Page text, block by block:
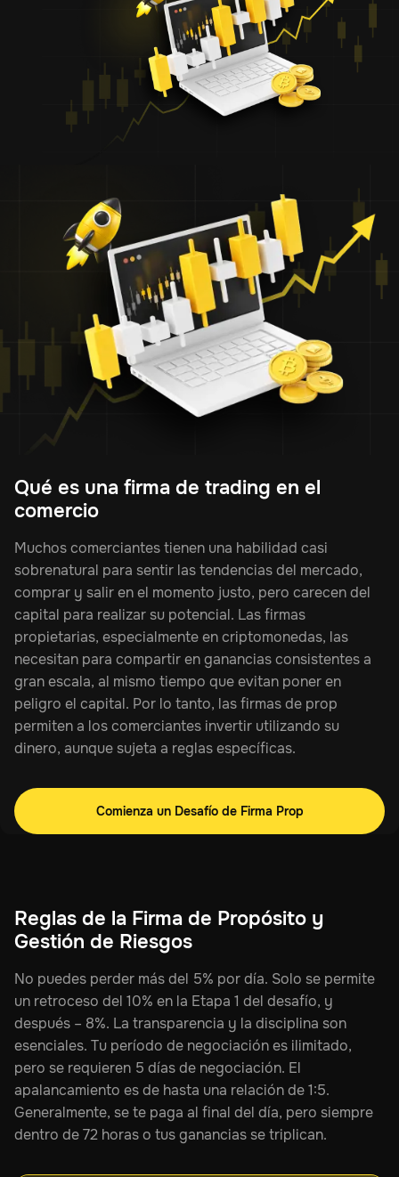
Qué es una firma de trading en el
comercio
Muchos comerciantes tienen una habilidad casi
sobrenatural para sentir las tendencias del mercado,
comprar y salir en el momento justo, pero carecen del
capital para realizar su potencial. Las firmas
propietarias, especialmente en criptomonedas, las
necesitan para compartir en ganancias consistentes a
gran escala, al mismo tiempo que evitan poner en
peligro el capital. Por lo tanto, las firmas de prop
permiten a los comerciantes invertir utilizando su
dinero, aunque sujeta a reglas específicas.
Comienza un Desafío de Firma Prop
Reglas de la Firma de Propósito y
Gestión de Riesgos
No puedes perder más del 5% por día. Solo se permite
un retroceso del 10% en la Etapa 1 del desafío, y
después – 8%. La transparencia y la disciplina son
esenciales. Tu período de negociación es ilimitado,
pero se requieren 5 días de negociación. El
apalancamiento es de hasta una relación de 1:5.
Generalmente, se te paga al final del día, pero siempre
dentro de 72 horas o tus ganancias se triplican.